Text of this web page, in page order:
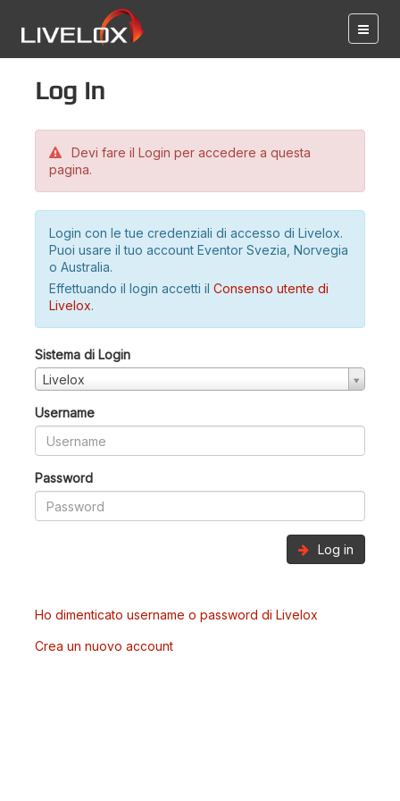
Log in
Devi fare il Login per accedere a questa
pagina.
Login con le tue credenziali di accesso di Livelox.
Puoi usare il tuo account Eventor Svezia, Norvegia
o Australia.
Effettuando il login accetti il Consenso utente di
Livelox.
Sistema di Login
Livelox
Username
Password
Log in
Ho dimenticato username o password di Livelox
Crea un nuovo account